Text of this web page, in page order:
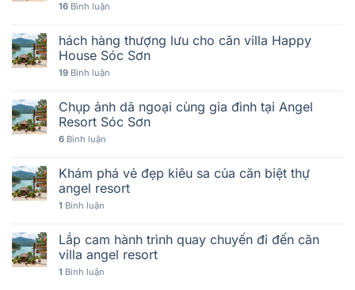
16 Bình luận
hách hàng thượng lưu cho căn villa Happy
House Sóc Sơn
19 Bình luận
Chụp ảnh dã ngoại cùng gia đình tại Angel
Resort Sóc Sơn
6 Bình luận
Khám phá vẻ đẹp kiêu sa của căn biệt thự
angel resort
1 Bình luận
Lắp cam hành trình quay chuyến đi đến căn
villa angel resort
1 Bình luận